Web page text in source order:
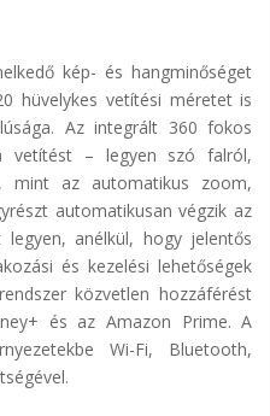
kép- és hangminőséget
hüvelykes vetítési méretet is
Az integrált 360 fokos
vetítést – legyen szó falról,
mint az automatikus zoom,
automatikusan végzik az
anélkül, hogy jelentős
és kezelési lehetőségek
közvetlen hozzáférést
és az Amazon Prime. A
Wi-Fi, Bluetooth,